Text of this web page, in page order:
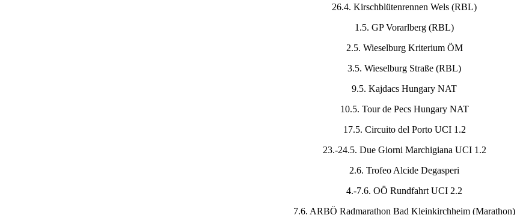
26.4. Kirschblütenrennen Wels (RBL)
1.5. GP Vorarlberg (RBL)
2.5. Wieselburg Kriterium ÖM
3.5. Wieselburg Straße (RBL)
9.5. Kajdacs Hungary NAT
10.5. Tour de Pecs Hungary NAT
17.5. Circuito del Porto UCI 1.2
23.-24.5. Due Giorni Marchigiana UCI 1.2
2.6. Trofeo Alcide Degasperi
4.-7.6. OÖ Rundfahrt UCI 2.2
7.6. ARBÖ Radmarathon Bad Kleinkirchheim (Marathon)